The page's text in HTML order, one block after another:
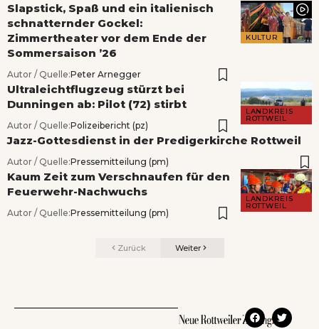
KULTUR
Slapstick, Spaß und ein italienisch
schnatternder Gockel:
Zimmertheater vor dem Ende der
Sommersaison ’26
Autor / Quelle:Peter Arnegger
LANDKREIS
ROTTWEIL
Ultraleichtflugzeug stürzt bei
Dunningen ab: Pilot (72) stirbt
Autor / Quelle:Polizeibericht (pz)
Jazz-Gottesdienst in der Predigerkirche Rottweil
Autor / Quelle:Pressemitteilung (pm)
LANDKREIS
ROTTWEIL
Kaum Zeit zum Verschnaufen für den
Feuerwehr-Nachwuchs
Autor / Quelle:Pressemitteilung (pm)
Zurück Weiter